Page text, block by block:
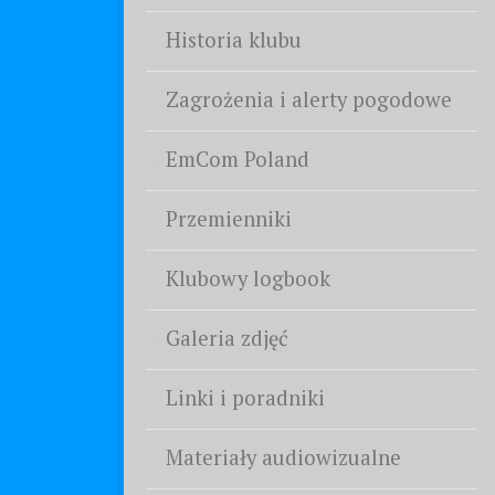
Historia klubu
Zagrożenia i alerty pogodowe
EmCom Poland
Przemienniki
Klubowy logbook
Galeria zdjęć
Linki i poradniki
Materiały audiowizualne